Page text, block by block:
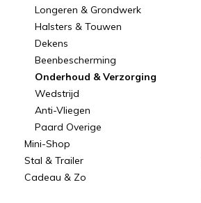
Longeren & Grondwerk
Halsters & Touwen
Dekens
Beenbescherming
Onderhoud & Verzorging
Wedstrijd
Anti-Vliegen
Paard Overige
Mini-Shop
Stal & Trailer
Cadeau & Zo